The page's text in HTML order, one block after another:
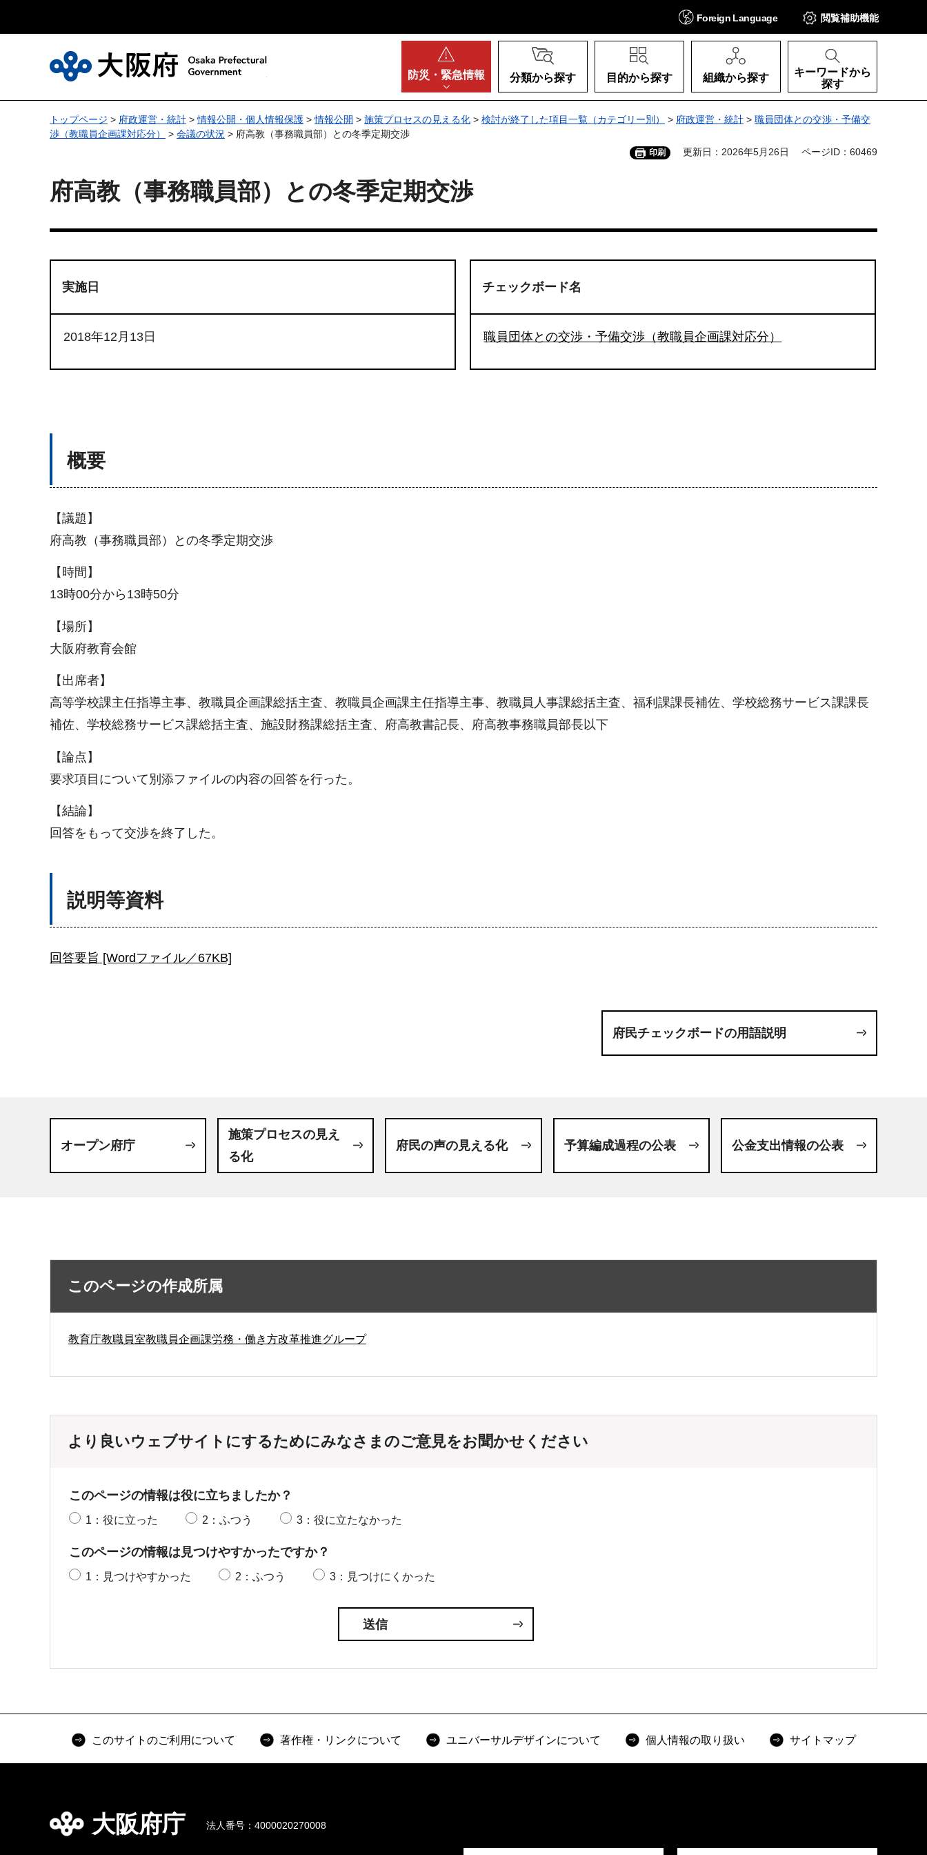
Foreign Language 閲覧補助機能
防災・ 緊急情報 分類から探す 目的から探す 組織から探す
キーワードから
探す
トップページ > 府政運営・統計 >情報公開・個人情報保護 >情報公開 > 施策プロセスの見える化 > 検討が終了した項目一覧（カテゴリー別） > 府政運営・統計 > 職員団体との交渉・予備交
渉（教職員企画課対応分）
> 会議の状況 > 府高教（事務職員部）との冬季定期交渉
印刷 更新日：2026年5月26日 ページID：60469
府高教（事務職員部）との冬季定期交渉
実施日
2018年12月13日
チェックボード名
職員団体との交渉・予備交渉（教職員企画課対応分）
概要
【議題】
府高教（事務職員部）との冬季定期交渉
【時間】
13時00分から13時50分
【場所】
大阪府教育会館
【出席者】
高等学校課主任指導主事、教職員企画課総括主査、教職員企画課主任指導主事、教職員人事課総括主査、福利課課長補佐、学校総務サービス課課長
補佐、学校総務サービス課総括主査、施設財務課総括主査、府高教書記長、府高教事務職員部長以下
【論点】
要求項目について別添ファイルの内容の回答を行った。
【結論】
回答をもって交渉を終了した。
説明等資料
回答要旨 [Wordファイル／67KB]
府民チェックボードの用語説明
オープン府庁
施策プロセスの見え
る化
府民の声の見える化 予算編成過程の公表 公金支出情報の公表
このページの作成所属
教育庁教職員室教職員企画課労務・働き方改革推進グループ
より良いウェブサイトにするためにみなさまのご意見をお聞かせください
このページの情報は役に立ちましたか？
1：役に立った 2：ふつう 3：役に立たなかった
このページの情報は見つけやすかったですか？
1：見つけやすかった 2：ふつう 3：見つけにくかった
このサイトのご利用について 著作権・リンクについて ユニバーサルデザインについて 個人情報の取り扱い サイトマップ
大阪府庁 法人番号：4000020270008